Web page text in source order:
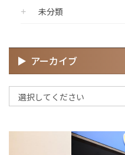
未分類
アーカイブ